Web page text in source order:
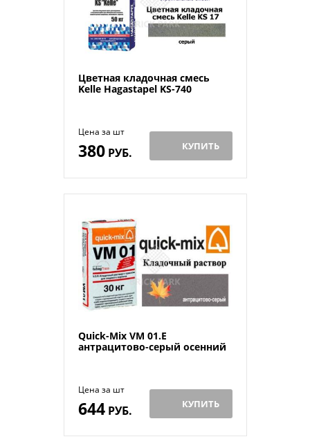
Цветная кладочная смесь
Kelle Hagastapel KS-740
Цена за шт
380РУБ. КУПИТЬ
Quick-Mix VM 01.E
антрацитово-серый осенний
Цена за шт
644РУБ. КУПИТЬ